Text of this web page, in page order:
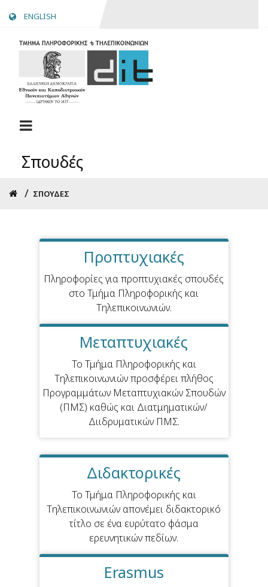
content
ENGLISH
Σπουδές
Breadcrumb
ΣΠΟΥΔΈΣ
Προπτυχιακές
Πληροφορίες για προπτυχιακές σπουδές
στο Τμήμα Πληροφορικής και
Τηλεπικοινωνιών.
Μεταπτυχιακές
Το Τμήμα Πληροφορικής και
Τηλεπικοινωνιών προσφέρει πλήθος
Προγραμμάτων Μεταπτυχιακών Σπουδών
(ΠΜΣ) καθώς και Διατμηματικών/
Διιδρυματικών ΠΜΣ.
Διδακτορικές
Το Τμήμα Πληροφορικής και
Τηλεπικοινωνιών απονέμει διδακτορικό
τίτλο σε ένα ευρύτατο φάσμα
ερευνητικών πεδίων.
Erasmus